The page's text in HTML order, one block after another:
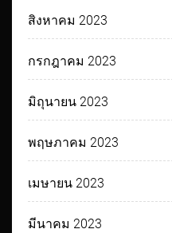
สิงหาคม 2023
กรกฎาคม 2023
มิถุนายน 2023
พฤษภาคม 2023
เมษายน 2023
มีนาคม 2023